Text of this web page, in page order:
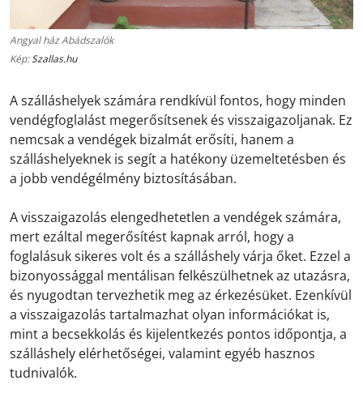
Angyal ház Abádszalók
Kép:Szallas.hu
A szálláshelyek számára rendkívül fontos, hogy minden
vendégfoglalást megerősítsenek és visszaigazoljanak. Ez
nemcsak a vendégek bizalmát erősíti, hanem a
szálláshelyeknek is segít a hatékony üzemeltetésben és
a jobb vendégélmény biztosításában.
A visszaigazolás elengedhetetlen a vendégek számára,
mert ezáltal megerősítést kapnak arról, hogy a
foglalásuk sikeres volt és a szálláshely várja őket. Ezzel a
bizonyossággal mentálisan felkészülhetnek az utazásra,
és nyugodtan tervezhetik meg az érkezésüket. Ezenkívül
a visszaigazolás tartalmazhat olyan információkat is,
mint a becsekkolás és kijelentkezés pontos időpontja, a
szálláshely elérhetőségei, valamint egyéb hasznos
tudnivalók.